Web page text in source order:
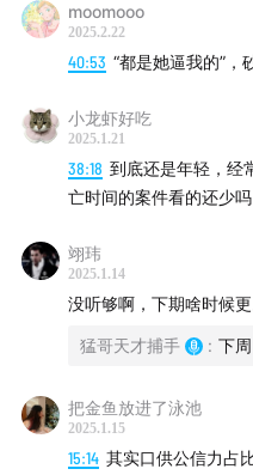
主播：
@猛哥天才捕手
制作人：
moomooo
2025.2.22
40:53 “都是她逼我的”，
小龙虾好吃
2025.1.21
38:18 到底还是年轻，经
亡时间的案件看的还少吗
翊玮
2025.1.14
没听够啊，下期啥时候
猛哥天才捕手 : 下周
把金鱼放进了泳池
2025.1.15
15:14 其实口供公信力占